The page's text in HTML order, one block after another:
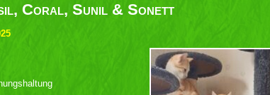
Coral, Sunil & Sonett